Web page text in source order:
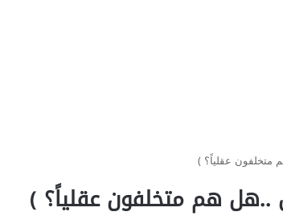
متخلفون عقلياً؟ )
..هل هم متخلفون عقلياً؟ )